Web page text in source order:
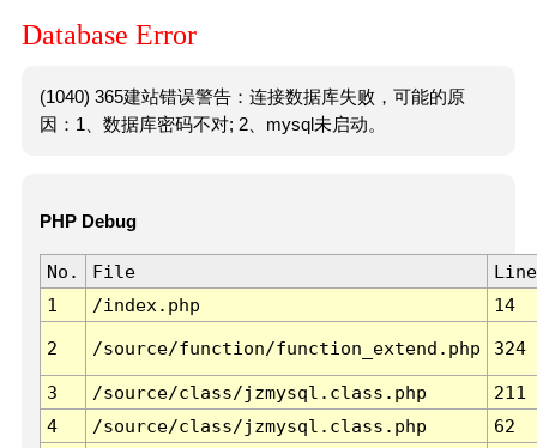
Database Error
(1040) 365建站错误警告：连接数据库失败，可能的原
因：1、数据库密码不对; 2、mysql未启动。
PHP Debug
No. File
Line
1
/index.php 14
2 /source/function/function_extend.php 324
3 /source/class/jzmysql.class.php
211
4
/source/class/jzmysql.class.php
62